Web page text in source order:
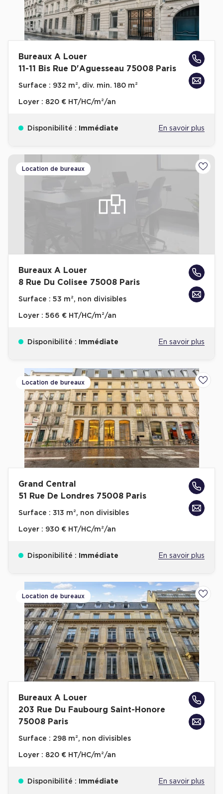
Bureaux A Louer
11-11 Bis Rue D'Aguesseau 75008 Paris
Surface : 932 m², div. min. 180 m²
Loyer : 820 € HT/HC/m²/an
Disponibilité : Immédiate En savoir plus
Location de bureaux
Bureaux A Louer
8 Rue Du Colisee 75008 Paris
Surface : 53 m², non divisibles
Loyer : 566 € HT/HC/m²/an
Disponibilité : Immédiate En savoir plus
Location de bureaux
Grand Central
51 Rue De Londres 75008 Paris
Surface : 313 m², non divisibles
Loyer : 930 € HT/HC/m²/an
Disponibilité : Immédiate En savoir plus
Location de bureaux
Bureaux A Louer
203 Rue Du Faubourg Saint-Honore
75008 Paris
Surface : 298 m², non divisibles
Loyer : 820 € HT/HC/m²/an
Disponibilité : Immédiate En savoir plus